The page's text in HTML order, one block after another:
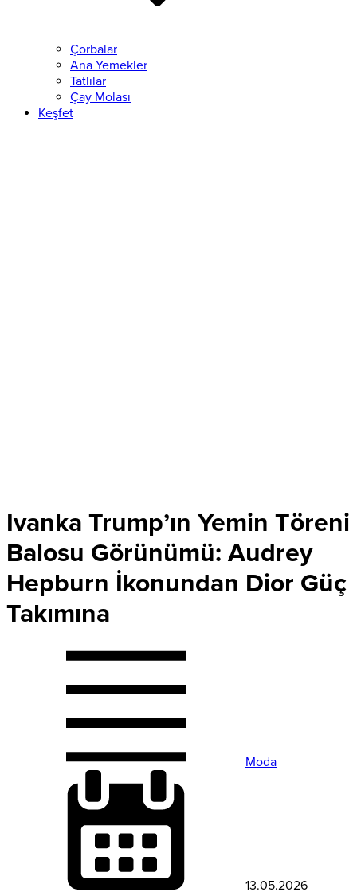
Çorbalar
Ana Yemekler
Tatlılar
Çay Molası
Keşfet
Ivanka Trump’ın Yemin Töreni
Balosu Görünümü: Audrey
Hepburn İkonundan Dior Güç
Takımına
Moda
13.05.2026